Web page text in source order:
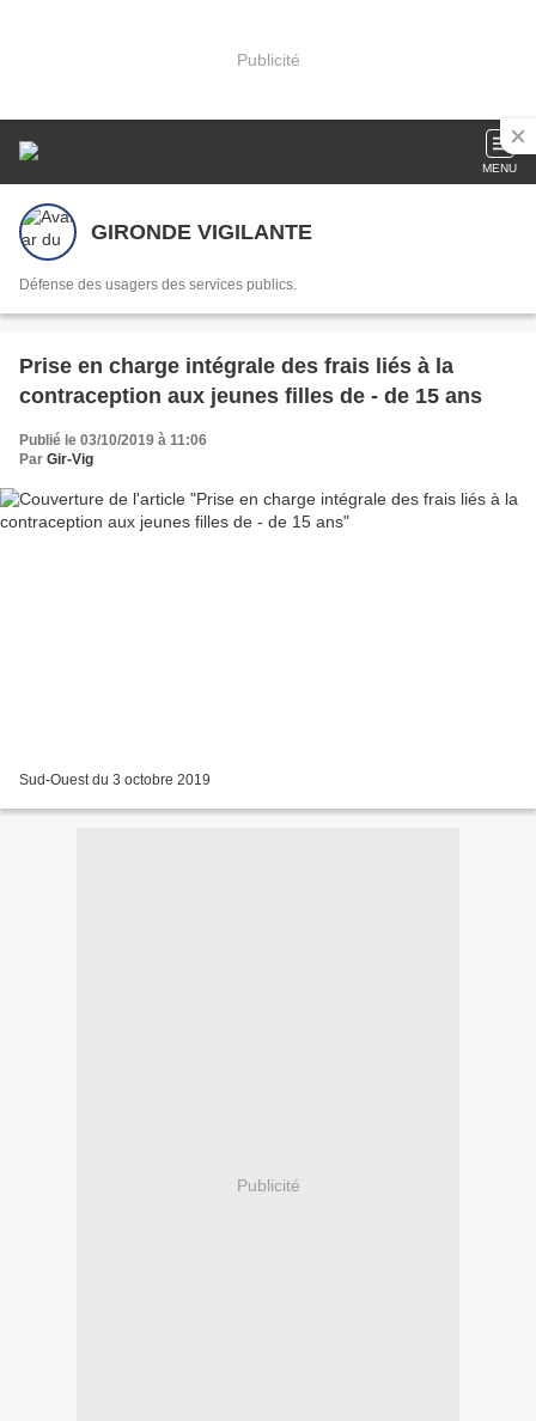
Publicité
MENU
GIRONDE VIGILANTE
Défense des usagers des services publics.
Prise en charge intégrale des frais liés à la
contraception aux jeunes filles de - de 15 ans
Publié le 03/10/2019 à 11:06
Par Gir-Vig
Sud-Ouest du 3 octobre 2019
Publicité